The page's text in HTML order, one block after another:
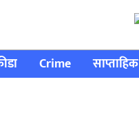
Crime साप्ताहिक